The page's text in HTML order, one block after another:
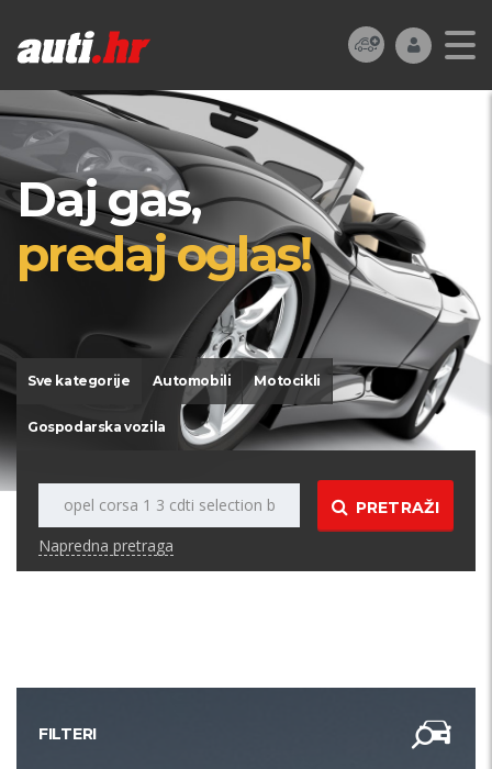
Daj gas,
predaj oglas!
Sve kategorije Automobili Motocikli
Gospodarska vozila
PRETRAŽI
Napredna pretraga
FILTERI